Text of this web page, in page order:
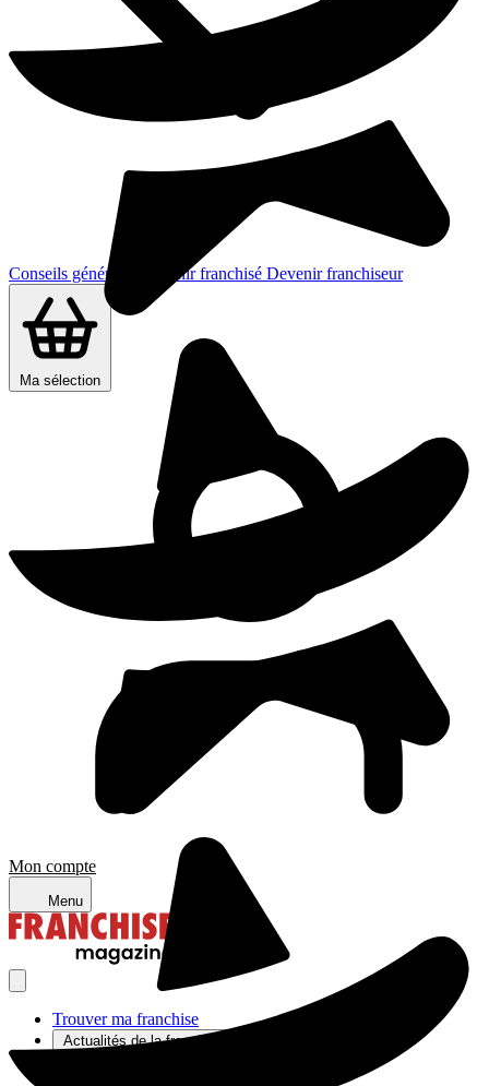
Conseils généraux Devenir franchisé Devenir franchiseur
Ma sélection
Mon compte
Menu
Trouver ma franchise
Actualités de la franchise